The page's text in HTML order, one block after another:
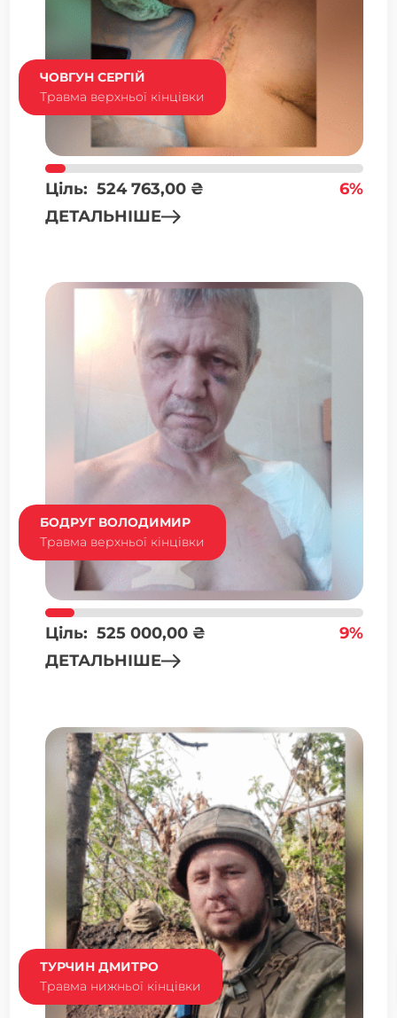
ЧОВГУН СЕРГІЙ
Травма верхньої кінцівки
Ціль: 524 763,00 ₴
6%
ДЕТАЛЬНІШЕ
БОДРУГ ВОЛОДИМИР
Травма верхньої кінцівки
Ціль: 525 000,00 ₴
9%
ДЕТАЛЬНІШЕ
ТУРЧИН ДМИТРО
Травма нижньої кінцівки